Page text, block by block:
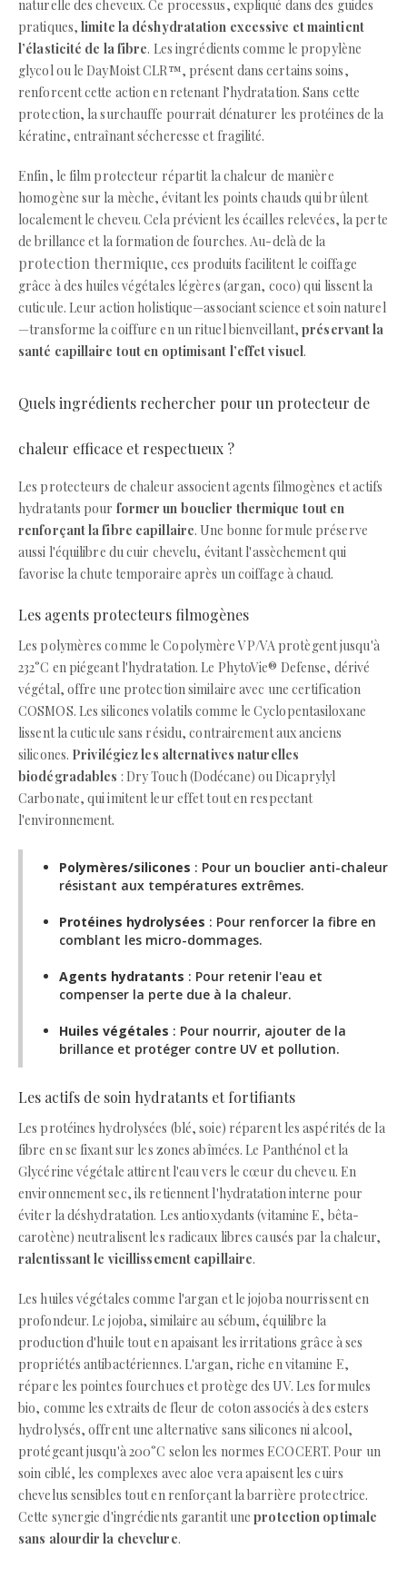
naturelle des cheveux. Ce processus, expliqué dans des guides
pratiques,limite la déshydratation excessive et maintient
l’élasticité de la fibre. Les ingrédients comme le propylène
glycol ou le DayMoist CLR™, présent dans certains soins,
renforcent cette action en retenant l’hydratation. Sans cette
protection, la surchauffe pourrait dénaturer les protéines de la
kératine, entraînant sécheresse et fragilité.
Enfin, le film protecteur répartit la chaleur de manière
homogène sur la mèche, évitant les points chauds qui brûlent
localement le cheveu. Cela prévient les écailles relevées, la perte
de brillance et la formation de fourches. Au-delà de la
protection thermique, ces produits facilitent le coiffage
grâce à des huiles végétales légères (argan, coco) qui lissent la
cuticule. Leur action holistique—associant science et soin naturel
—transforme la coiffure en un rituel bienveillant,préservant la
santé capillaire tout en optimisant l’effet visuel.
Quels ingrédients rechercher pour un protecteur de
chaleur efficace et respectueux ?
Les protecteurs de chaleur associent agents filmogènes et actifs
hydratants pour former un bouclier thermique tout en
renforçant la fibre capillaire. Une bonne formule préserve
aussi l'équilibre du cuir chevelu, évitant l'assèchement qui
favorise la chute temporaire après un coiffage à chaud.
Les agents protecteurs filmogènes
Les polymères comme le Copolymère VP/VA protègent jusqu'à
232°C en piégeant l'hydratation. Le PhytoVie® Defense, dérivé
végétal, offre une protection similaire avec une certification
COSMOS. Les silicones volatils comme le Cyclopentasiloxane
lissent la cuticule sans résidu, contrairement aux anciens
silicones. Privilégiez les alternatives naturelles
biodégradables : Dry Touch (Dodécane) ou Dicaprylyl
Carbonate, qui imitent leur effet tout en respectant
l'environnement.
Polymères/silicones : Pour un bouclier anti-chaleur
résistant aux températures extrêmes.
Protéines hydrolysées : Pour renforcer la fibre en
comblant les micro-dommages.
Agents hydratants : Pour retenir l'eau et
compenser la perte due à la chaleur.
Huiles végétales : Pour nourrir, ajouter de la
brillance et protéger contre UV et pollution.
Les actifs de soin hydratants et fortifiants
Les protéines hydrolysées (blé, soie) réparent les aspérités de la
fibre en se fixant sur les zones abîmées. Le Panthénol et la
Glycérine végétale attirent l'eau vers le cœur du cheveu. En
environnement sec, ils retiennent l'hydratation interne pour
éviter la déshydratation. Les antioxydants (vitamine E, bêta-
carotène) neutralisent les radicaux libres causés par la chaleur,
ralentissant le vieillissement capillaire.
Les huiles végétales comme l'argan et le jojoba nourrissent en
profondeur. Le jojoba, similaire au sébum, équilibre la
production d'huile tout en apaisant les irritations grâce à ses
propriétés antibactériennes. L'argan, riche en vitamine E,
répare les pointes fourchues et protège des UV. Les formules
bio, comme les extraits de fleur de coton associés à des esters
hydrolysés, offrent une alternative sans silicones ni alcool,
protégeant jusqu'à 200°C selon les normes ECOCERT. Pour un
soin ciblé, les complexes avec aloe vera apaisent les cuirs
chevelus sensibles tout en renforçant la barrière protectrice.
Cette synergie d'ingrédients garantit uneprotection optimale
sans alourdir la chevelure.